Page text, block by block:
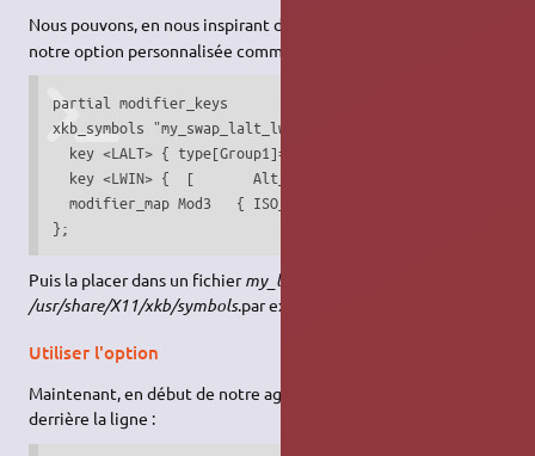
Nous pouvons, en nous inspirant de ces deux extraits
notre option personnalisée comme suit :
partial modifier_keys
xkb_symbols "my_swap_lalt_lwin" {
key <LALT> { type[Group1]="ONE_LEVEL", symbols[Group1]
  key <LWIN> {	[	Alt_L,	Meta_L		]	};
  modifier_map Mod3   { ISO_Level5_Shift };
};
Puis la placer dans un fichiermy_level5
/usr/share/X11/xkb/symbols.par exemple.
Utiliser l'option
Maintenant, en début de notre agencement personnalisé,
derrière la ligne :